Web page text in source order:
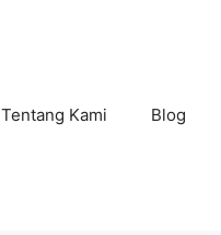
Tentang Kami Blog